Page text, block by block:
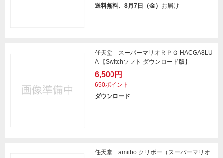
送料無料、8月7日（金） お届け
任天堂 スーパーマリオＲＰＧ HACGA8LU
A 【Switchソフト ダウンロード版】
6,500円
650ポイント
ダウンロード
任天堂 amiibo クリボー（スーパーマリオ